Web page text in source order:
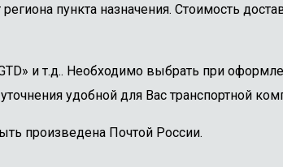
пункта назначения. Стоимость
и т.д.. Необходимо выбрать при
удобной для Вас транспортной
произведена Почтой России.